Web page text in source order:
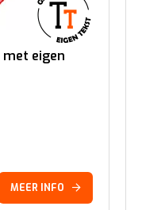
eigen
MEER INFO